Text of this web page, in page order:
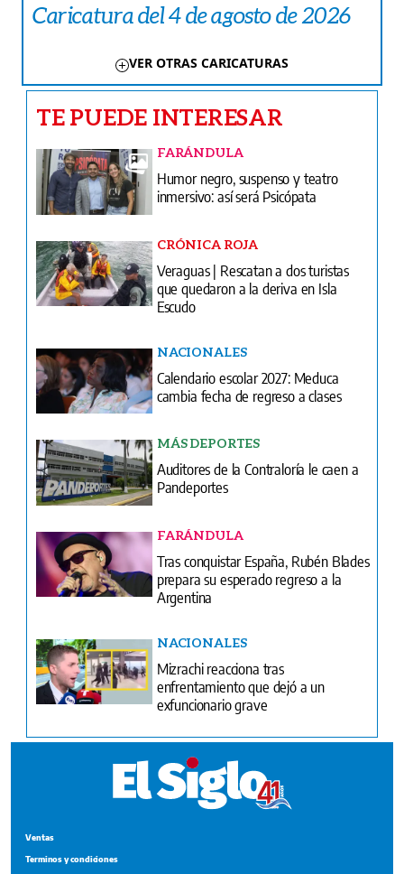
Caricatura del 4 de agosto de 2026
VER OTRAS CARICATURAS
TE PUEDE INTERESAR
FARÁNDULA
Humor negro, suspenso y teatro
inmersivo: así será Psicópata
CRÓNICA ROJA
Veraguas | Rescatan a dos turistas
que quedaron a la deriva en Isla
Escudo
NACIONALES
Calendario escolar 2027: Meduca
cambia fecha de regreso a clases
MÁS DEPORTES
Auditores de la Contraloría le caen a
Pandeportes
FARÁNDULA
Tras conquistar España, Rubén Blades
prepara su esperado regreso a la
Argentina
NACIONALES
Mizrachi reacciona tras
enfrentamiento que dejó a un
exfuncionario grave
Ventas
Terminos y condiciones